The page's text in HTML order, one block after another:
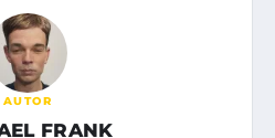
AUTOR
FRANK